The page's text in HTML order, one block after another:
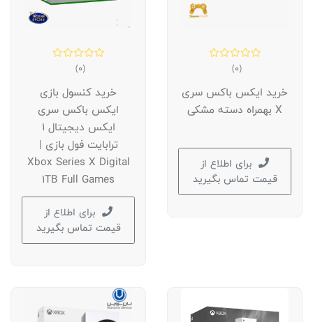
(0)
خرید ایکس باکس سری
X بهمراه دسته مشکی
برای اطلاع از
قیمت تماس بگیرید
(0)
خرید کنسول بازی
ایکس باکس سری
ایکس دیجیتال ۱
ترابایت فول بازی |
Xbox Series X Digital
1TB Full Games
برای اطلاع از
قیمت تماس بگیرید